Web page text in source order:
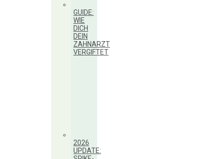
GUIDE:
WIE
DICH
DEIN
ZAHNARZT
VERGIFTET
2026
UPDATE: